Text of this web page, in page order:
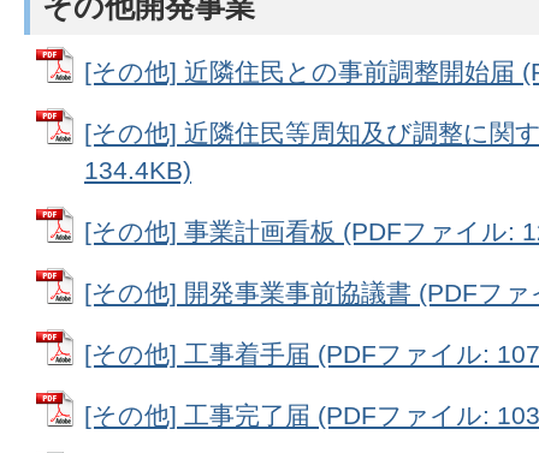
[その他] 近隣住民との事前調整開始届
[その他] 近隣住民等周知及び調整に関
134.4KB)
[その他] 事業計画看板 (PDFファイル:
[その他] 開発事業事前協議書 (PDFフ
[その他] 工事着手届 (PDFファイル:
[その他] 工事完了届 (PDFファイル: